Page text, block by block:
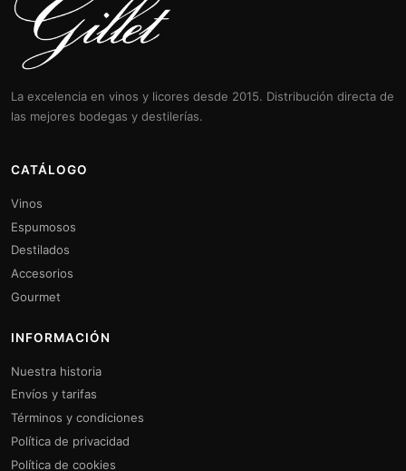
La excelencia en vinos y licores desde 2015. Distribución directa de
las mejores bodegas y destilerías.
CATÁLOGO
Vinos
Espumosos
Destilados
Accesorios
Gourmet
INFORMACIÓN
Nuestra historia
Envíos y tarifas
Términos y condiciones
Política de privacidad
Política de cookies